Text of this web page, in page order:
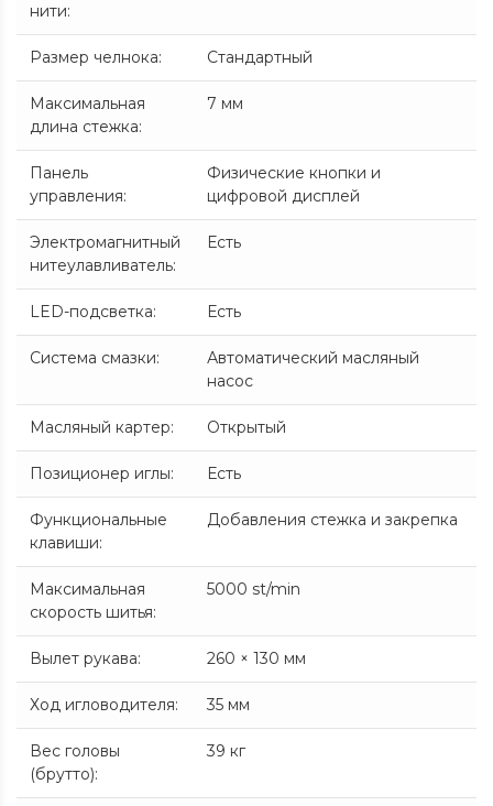
нити:
Размер челнока: Стандартный
Максимальная
длина стежка:
7 мм
Панель
управления:
Физические кнопки и
цифровой дисплей
Электромагнитный
нитеулавливатель:
Есть
LED-подсветка: Есть
Система смазки:
Автоматический масляный
насос
Масляный картер: Открытый
Позиционер иглы: Есть
Функциональные
клавиши:
Добавления стежка и закрепка
Максимальная
скорость шитья:
5000 st/min
Вылет рукава: 260 × 130 мм
Ход игловодителя: 35 мм
Вес головы
(брутто):
39 кг